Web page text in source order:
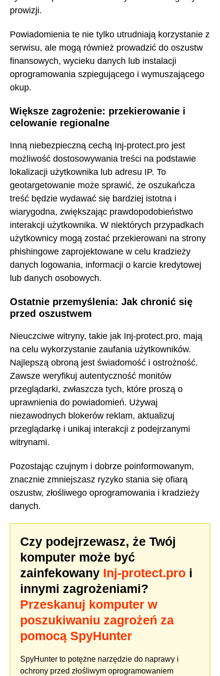
prowizji.
Powiadomienia te nie tylko utrudniają korzystanie z
serwisu, ale mogą również prowadzić do oszustw
finansowych, wycieku danych lub instalacji
oprogramowania szpiegującego i wymuszającego
okup.
Większe zagrożenie: przekierowanie i
celowanie regionalne
Inną niebezpieczną cechą Inj-protect.pro jest
możliwość dostosowywania treści na podstawie
lokalizacji użytkownika lub adresu IP. To
geotargetowanie może sprawić, że oszukańcza
treść będzie wydawać się bardziej istotna i
wiarygodna, zwiększając prawdopodobieństwo
interakcji użytkownika. W niektórych przypadkach
użytkownicy mogą zostać przekierowani na strony
phishingowe zaprojektowane w celu kradzieży
danych logowania, informacji o karcie kredytowej
lub danych osobowych.
Ostatnie przemyślenia: Jak chronić się
przed oszustwem
Nieuczciwe witryny, takie jak Inj-protect.pro, mają
na celu wykorzystanie zaufania użytkowników.
Najlepszą obroną jest świadomość i ostrożność.
Zawsze weryfikuj autentyczność monitów
przeglądarki, zwłaszcza tych, które proszą o
uprawnienia do powiadomień. Używaj
niezawodnych blokerów reklam, aktualizuj
przeglądarkę i unikaj interakcji z podejrzanymi
witrynami.
Pozostając czujnym i dobrze poinformowanym,
znacznie zmniejszasz ryzyko stania się ofiarą
oszustw, złośliwego oprogramowania i kradzieży
danych.
Czy podejrzewasz, że Twój
komputer może być
zainfekowany Inj-protect.pro i
innymi zagrożeniami?
Przeskanuj komputer w
poszukiwaniu zagrożeń za
pomocą SpyHunter
SpyHunter to potężne narzędzie do naprawy i
ochrony przed złośliwym oprogramowaniem